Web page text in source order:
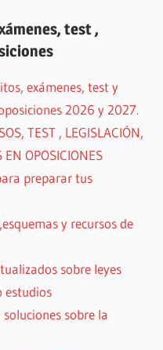
test ,
exámenes, test y
2026 y 2027.
TEST , LEGISLACIÓN,
EN OPOSICIONES
preparar tus
y recursos de
sobre leyes
estudios
sobre la